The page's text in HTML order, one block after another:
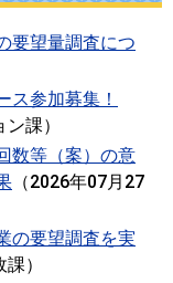
要望量調査につ
参加募集！
ン課）
数等（案）の意
（2026年07月27
の要望調査を実
課）